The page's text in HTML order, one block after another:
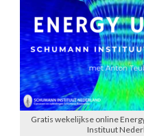
Gratis wekelijkse online
Instituut